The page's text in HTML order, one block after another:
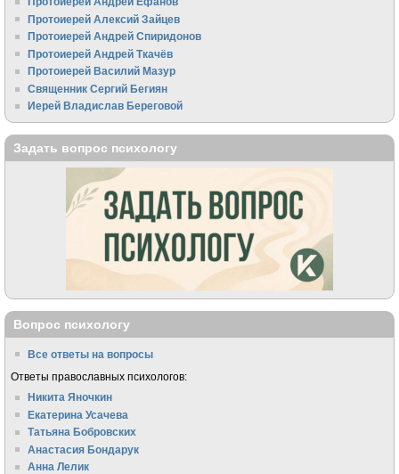
Протоиерей Алексий Зайцев
Протоиерей Андрей Спиридонов
Протоиерей Андрей Ткачёв
Протоиерей Василий Мазур
Священник Сергий Бегиян
Иерей Владислав Береговой
Задать вопрос психологу
Вопрос психологу
Все ответы на вопросы
Ответы православных психологов:
Никита Яночкин
Екатерина Усачева
Татьяна Бобровских
Анастасия Бондарук
Анна Лелик